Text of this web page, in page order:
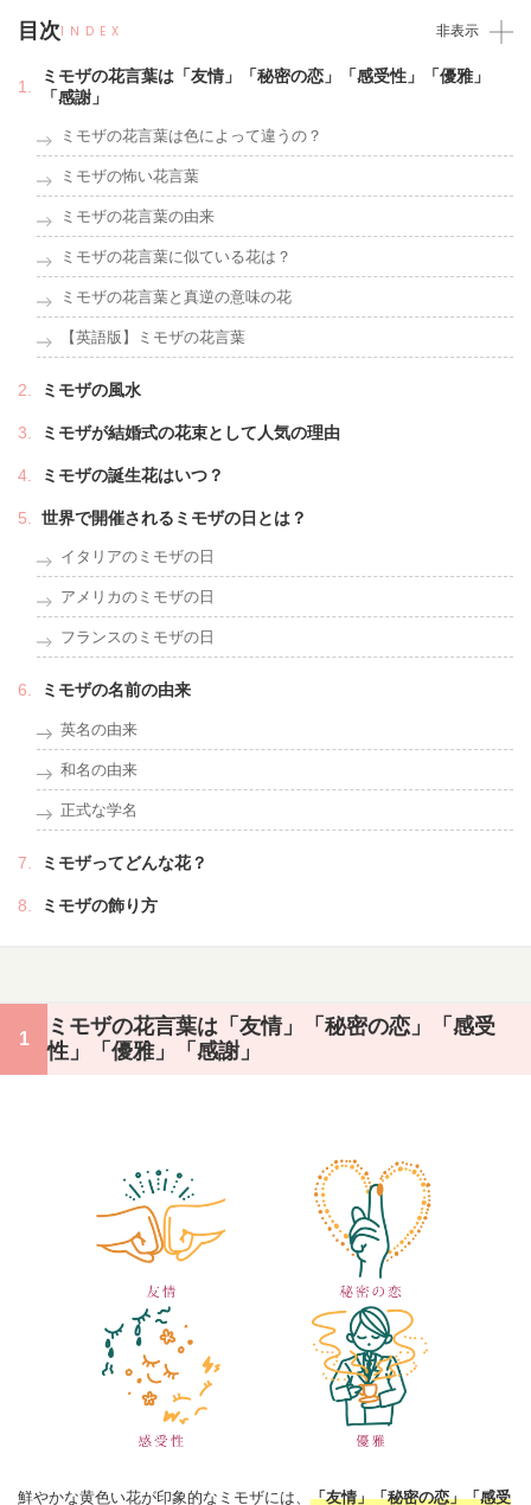
目次INDEX 非表示
ミモザの花言葉は「友情」「秘密の恋」「感受性」「優雅」
「感謝」
ミモザの花言葉は色によって違うの？
ミモザの怖い花言葉
ミモザの花言葉の由来
ミモザの花言葉に似ている花は？
ミモザの花言葉と真逆の意味の花
【英語版】ミモザの花言葉
ミモザの風水
ミモザが結婚式の花束として人気の理由
ミモザの誕生花はいつ？
世界で開催されるミモザの日とは？
イタリアのミモザの日
アメリカのミモザの日
フランスのミモザの日
ミモザの名前の由来
英名の由来
和名の由来
正式な学名
ミモザってどんな花？
ミモザの飾り方
ミモザの花言葉は「友情」「秘密の恋」「感受
性」「優雅」「感謝」
鮮やかな黄色い花が印象的なミモザには、 「友情」「秘密の恋」「感受